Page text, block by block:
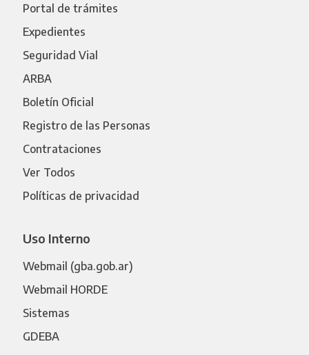
Portal de trámites
Expedientes
Seguridad Vial
ARBA
Boletín Oficial
Registro de las Personas
Contrataciones
Ver Todos
Políticas de privacidad
Uso Interno
Webmail (gba.gob.ar)
Webmail HORDE
Sistemas
GDEBA